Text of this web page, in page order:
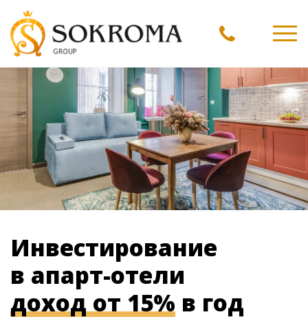
Инвестирование
в апарт-отели
доход от 15% в год